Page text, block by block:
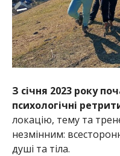
З січня 2023 року
психологічні
локацію, тему та
незмінним:
душі та тіла.